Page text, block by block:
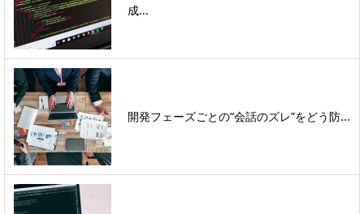
成...
開発フェーズごとの“会話のズレ”をどう防...